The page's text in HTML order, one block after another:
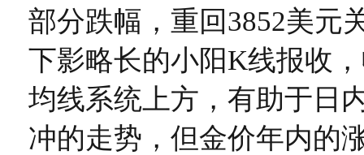
部分跌幅，重回3852美元
下影略长的小阳K线报收
均线系统上方，有助于日
冲的走势，但金价年内的